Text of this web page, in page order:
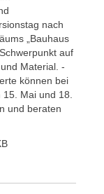
nach
„Bauhaus
auf
Material. -
können bei
Mai und 18.
und beraten